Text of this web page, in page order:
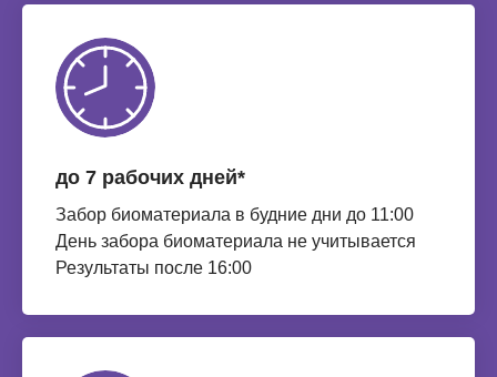
до 7 рабочих дней*
Забор биоматериала в будние дни до 11:00
День забора биоматериала не учитывается
Результаты после 16:00